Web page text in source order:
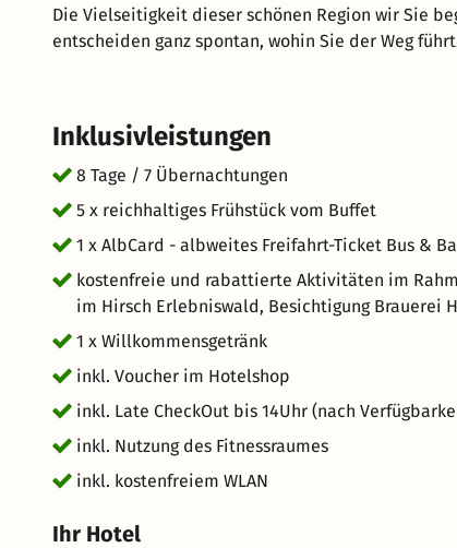
Die Vielseitigkeit dieser schönen Region wir Sie
entscheiden ganz spontan, wohin Sie der Weg
Inklusivleistungen
8 Tage / 7 Übernachtungen
5 x reichhaltiges Frühstück vom Buffet
1 x AlbCard - albweites Freifahrt-Ticket Bus &
kostenfreie und rabattierte Aktivitäten im
im Hirsch Erlebniswald, Besichtigung Brauerei
1 x Willkommensgetränk
inkl. Voucher im Hotelshop
inkl. Late CheckOut bis 14Uhr (nach
inkl. Nutzung des Fitnessraumes
inkl. kostenfreiem WLAN
Ihr Hotel